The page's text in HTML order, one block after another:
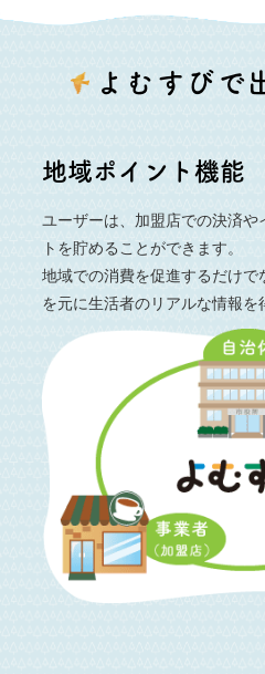
よむすびで
地域ポイント機能
ユーザーは、加盟店での決済や
トを貯めることができます。
地域での消費を促進するだけで
を元に生活者のリアルな情報を